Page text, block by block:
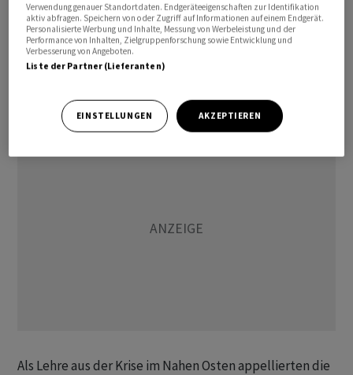
erschwinglichen Zugangs zu Energie und bekräftigen
unser Engagement für das reibungslose Funktionieren,
die Stabilität und die Transparenz der Märkte für
Erklärung.
Als Lehre aus der Krise im Nahen Osten appellierten die
Verwendung genauer Standortdaten. Endgeräteeigenschaften zur Identifikation
aktiv abfragen. Speichern von oder Zugriff auf Informationen auf einem Endgerät.
Personalisierte Werbung und Inhalte, Messung von Werbeleistung und der
Performance von Inhalten, Zielgruppenforschung sowie Entwicklung und
Verbesserung von Angeboten.
Liste der Partner (Lieferanten)
EINSTELLUNGEN AKZEPTIEREN